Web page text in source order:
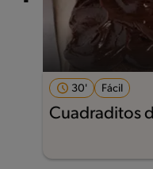
30' Fácil
Cuadraditos